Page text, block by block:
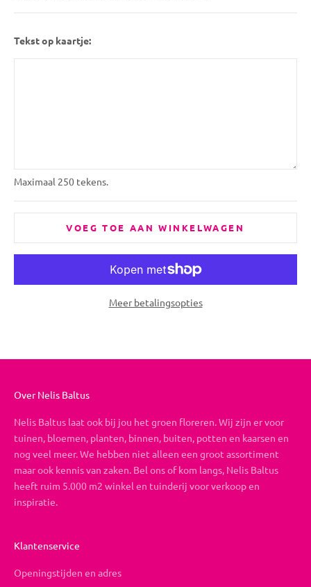
Tekst op kaartje:
Maximaal 250 tekens.
VOEG TOE AAN WINKELWAGEN
Meer betalingsopties
Over Nelis Baltus
Nelis Baltus laat ook bij jou het groen floreren. Wij zijn er voor
tuinen, bloemen, planten, binnen, buiten, potten en kaarsen en
nog veel meer. We hebben niet alleen een groot assortiment
maar ook kennis van zaken. Bel ons of kom langs, Nelis Baltus
heeft ruim 5.000 m2 winkel en tuinderij voor verkoop en
inspiratie.
Klantenservice
Openingstijden en adres